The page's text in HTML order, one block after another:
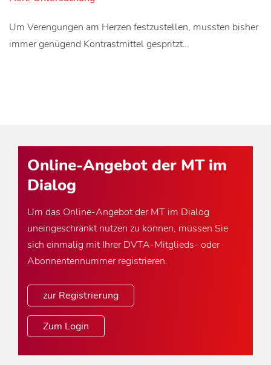
Um Verengungen am Herzen festzustellen, mussten bisher
immer genügend Kontrastmittel gespritzt…
Online-Angebot der MT im
Dialog
Um das Online-Angebot der MT im Dialog
uneingeschränkt nutzen zu können, müssen Sie
sich einmalig mit Ihrer DVTA-Mitglieds- oder
Abonnentennummer registrieren.
zur Registrierung
Zum Login